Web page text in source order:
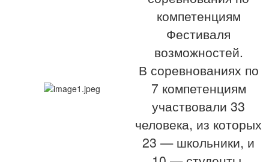
компетенциям
Фестиваля
возможностей.
В соревнованиях по
7 компетенциям
участвовали 33
человека, из которых
23 — школьники, и